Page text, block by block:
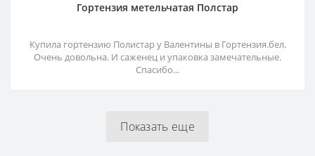
Гортензия метельчатая Полстар
Купила гортензию Полистар у Валентины в Гортензия.бел.
Очень довольна. И саженец и упаковка замечательные.
Спасибо...
Показать еще